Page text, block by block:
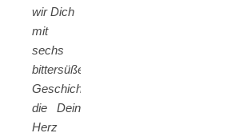
wir Dich
mit
sechs
bittersüßen
Geschichten,
die Dein
Herz